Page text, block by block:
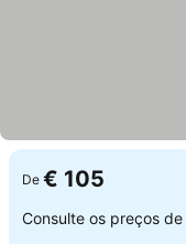
De € 105
Consulte os preços de